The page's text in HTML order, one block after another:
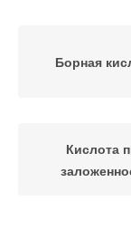
Борная
Кислота